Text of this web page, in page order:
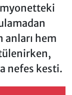
anları hem
nefes kesti.